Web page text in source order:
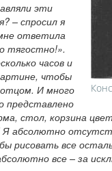
эти
– спросил я
ответила
тягостно!».
часов и
чтобы
И много
представлено
стол, корзина
абсолютно
рисовать все
все – за